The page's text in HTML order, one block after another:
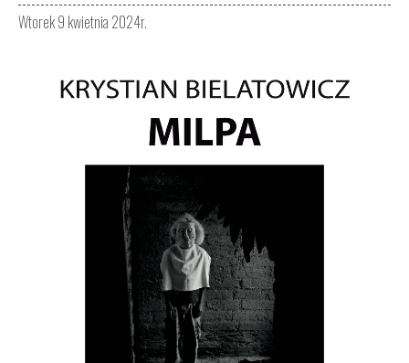
Wtorek 9 kwietnia 2024r.